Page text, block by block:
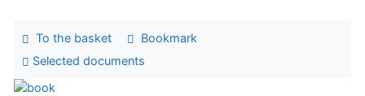
To the basket
Bookmark
Selected documents